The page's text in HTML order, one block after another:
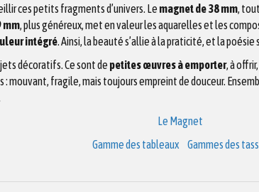
ces petits fragments d’univers. Le magnet de 38 mm,
mm, plus généreux, met en valeur les aquarelles et les
intégré. Ainsi, la beauté s’allie à la praticité, et la
décoratifs. Ce sont de petites œuvres à emporter, à
mouvant, fragile, mais toujours empreint de douceur.
Le Magnet
Gamme des tableaux
Gammes des